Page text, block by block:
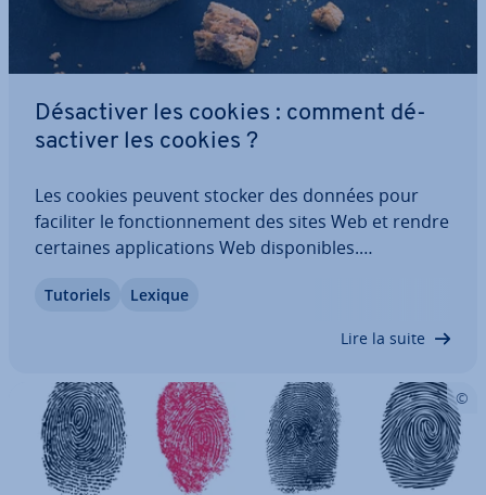
Dé­sac­ti­ver les cookies : comment dé­
sac­ti­ver les cookies ?
Les cookies peuvent stocker des données pour
faciliter le fonc­tion­ne­ment des sites Web et rendre
certaines ap­pli­ca­tions Web dis­po­nibles.
activités des uti­li­sa­teurs et portent donc atteintes
Tutoriels Lexique
Lire la suite